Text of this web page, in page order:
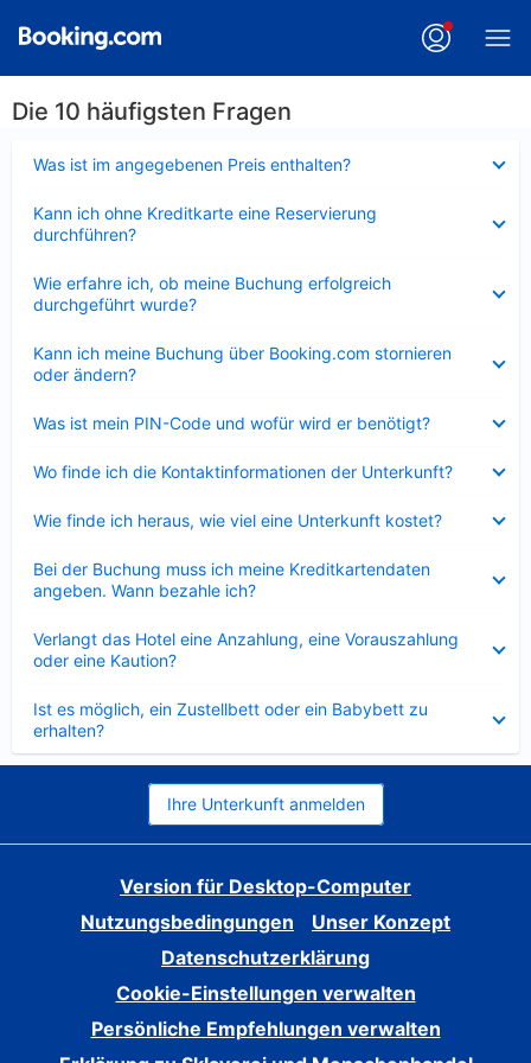
Die 10 häufigsten Fragen
Was ist im angegebenen Preis enthalten?
Kann ich ohne Kreditkarte eine Reservierung
durchführen?
Wie erfahre ich, ob meine Buchung erfolgreich
durchgeführt wurde?
Kann ich meine Buchung über Booking.com stornieren
oder ändern?
Was ist mein PIN-Code und wofür wird er benötigt?
Wo finde ich die Kontaktinformationen der Unterkunft?
Wie finde ich heraus, wie viel eine Unterkunft kostet?
Bei der Buchung muss ich meine Kreditkartendaten
angeben. Wann bezahle ich?
Verlangt das Hotel eine Anzahlung, eine Vorauszahlung
oder eine Kaution?
Ist es möglich, ein Zustellbett oder ein Babybett zu
erhalten?
Ihre Unterkunft anmelden
Version für Desktop-Computer
Nutzungsbedingungen
Unser Konzept
Datenschutzerklärung
Cookie-Einstellungen verwalten
Persönliche Empfehlungen verwalten